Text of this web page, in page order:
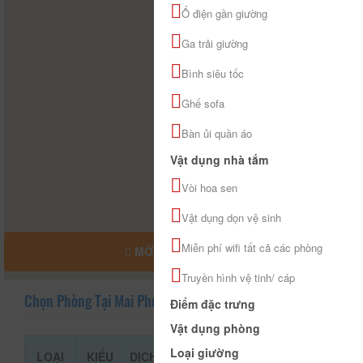
MỞ RỘNG BẢN ĐỒ
Chọn Phòng Tại Mai Phương Hotel
LOẠI
KIỂU
DỊCH
GIÁ THAM
Ổ điện gần giường
Ga trải giường
Bình siêu tốc
Ghế sofa
Bàn ủi quần áo
Vật dụng nhà tắm
Vòi hoa sen
Vật dụng dọn vệ sinh
Miễn phí wifi tất cả các phòng
Truyền hình vệ tinh/ cáp
Điểm đặc trưng
Vật dụng phòng
Loại giường